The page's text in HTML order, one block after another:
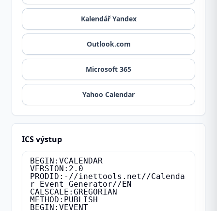
Kalendář Yandex
Outlook.com
Microsoft 365
Yahoo Calendar
ICS výstup